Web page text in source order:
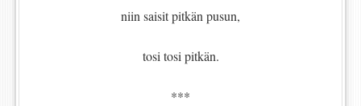
niin saisit pitkän pusun,
tosi tosi pitkän.
***